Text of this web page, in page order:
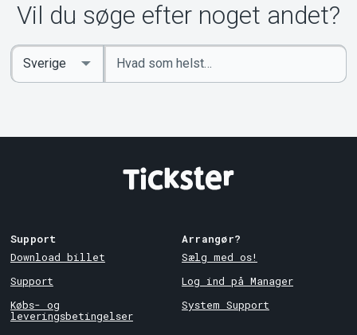
Vil du søge efter noget andet?
Indtast
søgeord
Select
Country
Support
Download billet
Support
Købs- og
leveringsbetingelser
Arrangør?
Sælg med os!
Log ind på Manager
System Support